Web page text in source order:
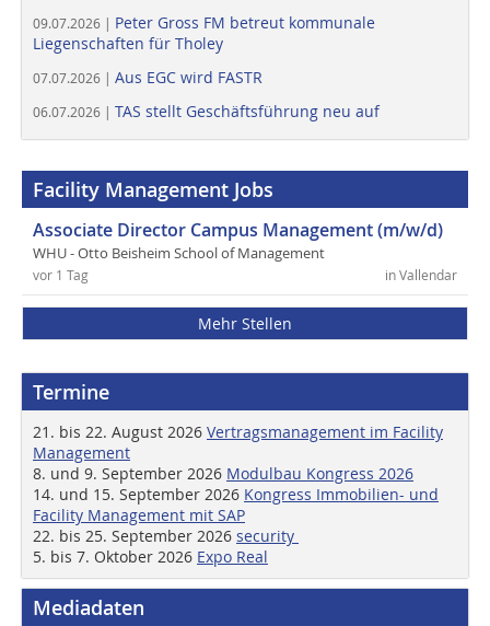
09.07.2026 | Peter Gross FM betreut kommunale
Liegenschaften für Tholey
07.07.2026 | Aus EGC wird FASTR
06.07.2026 | TAS stellt Geschäftsführung neu auf
Facility Management Jobs
Associate Director Campus Management (m/w/d)
WHU - Otto Beisheim School of Management
in Vallendar
vor 1 Tag
Mehr Stellen
Termine
21. bis 22. August 2026 Vertragsmanagement im Facility
Management
8. und 9. September 2026 Modulbau Kongress 2026
14. und 15. September 2026 Kongress Immobilien- und
Facility Management mit SAP
22. bis 25. September 2026 security
5. bis 7. Oktober 2026 Expo Real
Mediadaten